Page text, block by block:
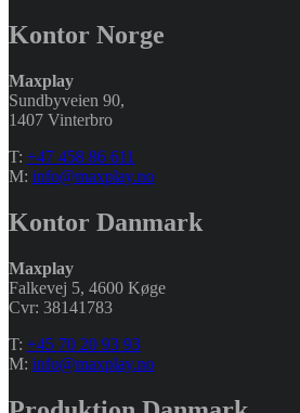
Kontor Norge
Maxplay
Sundbyveien 90,
1407 Vinterbro
T: +47 458 86 611
M: info@maxplay.no
Kontor Danmark
Maxplay
Falkevej 5, 4600 Køge
Cvr: 38141783
T: +45 70 20 93 93
M: info@maxplay.no